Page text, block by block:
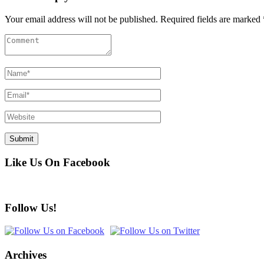
Your email address will not be published. Required fields are marked
Like Us On Facebook
Follow Us!
Archives